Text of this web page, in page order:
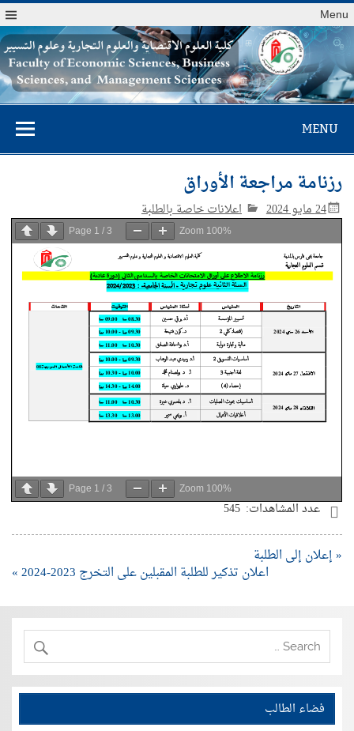
Menu
كلية العلوم
الاقتصادية والعلوم
التجارية وعلوم
MENU
رزنامة مراجعة الأوراق
24 مايو 2024 اعلانات خاصة بالطلبة
Page 1 / 3 Zoom 100%
Page 1 / 3 Zoom 100%
عدد المشاهدات: 545
« إعلان إلى الطلبة
اعلان تذكير للطلبة المقبلين على التخرج 2023-2024 »
فضاء الطالب